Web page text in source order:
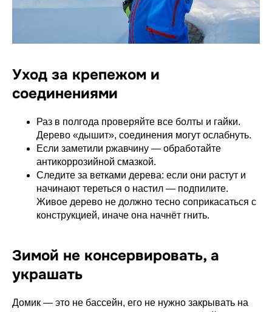
Уход за крепежом и
соединениями
Раз в полгода проверяйте все болты и гайки.
Дерево «дышит», соединения могут ослабнуть.
Если заметили ржавчину — обработайте
антикоррозийной смазкой.
Следите за ветками дерева: если они растут и
начинают тереться о настил — подпилите.
Живое дерево не должно тесно соприкасаться с
конструкцией, иначе она начнёт гнить.
Зимой не консервировать, а
украшать
Домик — это не бассейн, его не нужно закрывать на